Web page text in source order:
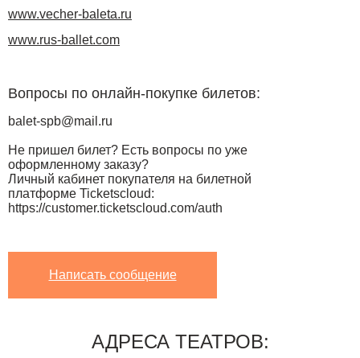
www.vecher-baleta.ru
www.rus-ballet.com
Вопросы по онлайн-покупке билетов:
balet-spb@mail.ru
Не пришел билет? Есть вопросы по уже
оформленному заказу?
Личный кабинет покупателя на билетной
платформе Ticketscloud:
https://customer.ticketscloud.com/auth
Написать сообщение
АДРЕСА ТЕАТРОВ: